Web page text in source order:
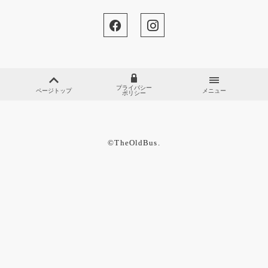
ページトップ
プライバシー
ポリシー
メニュー
©︎TheOldBus.